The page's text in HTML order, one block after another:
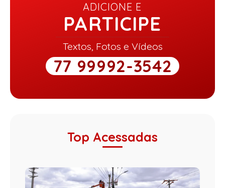
ADICIONE E
PARTICIPE
Textos, Fotos e Vídeos
77 99992-3542
Top Acessadas